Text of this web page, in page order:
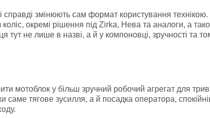
справді змінюють сам формат користування
коліс, окремі рішення під Zirka, Нева та аналоги, а
тут не лише в назві, а й у компоновці, зручності та
мотоблок у більш зручний робочий агрегат для
саме тягове зусилля, а й посадка оператора,